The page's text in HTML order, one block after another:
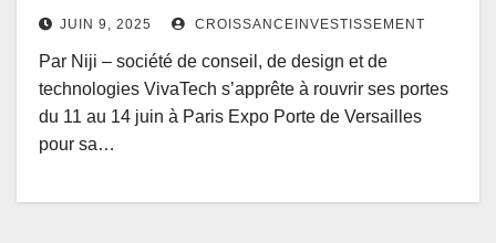
JUIN 9, 2025 CROISSANCEINVESTISSEMENT
Par Niji – société de conseil, de design et de
technologies VivaTech s’apprête à rouvrir ses portes
du 11 au 14 juin à Paris Expo Porte de Versailles
pour sa…